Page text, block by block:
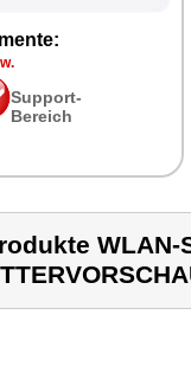
Support-
Bereich
WLAN-